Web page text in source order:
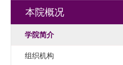
本院概况
学院简介
组织机构